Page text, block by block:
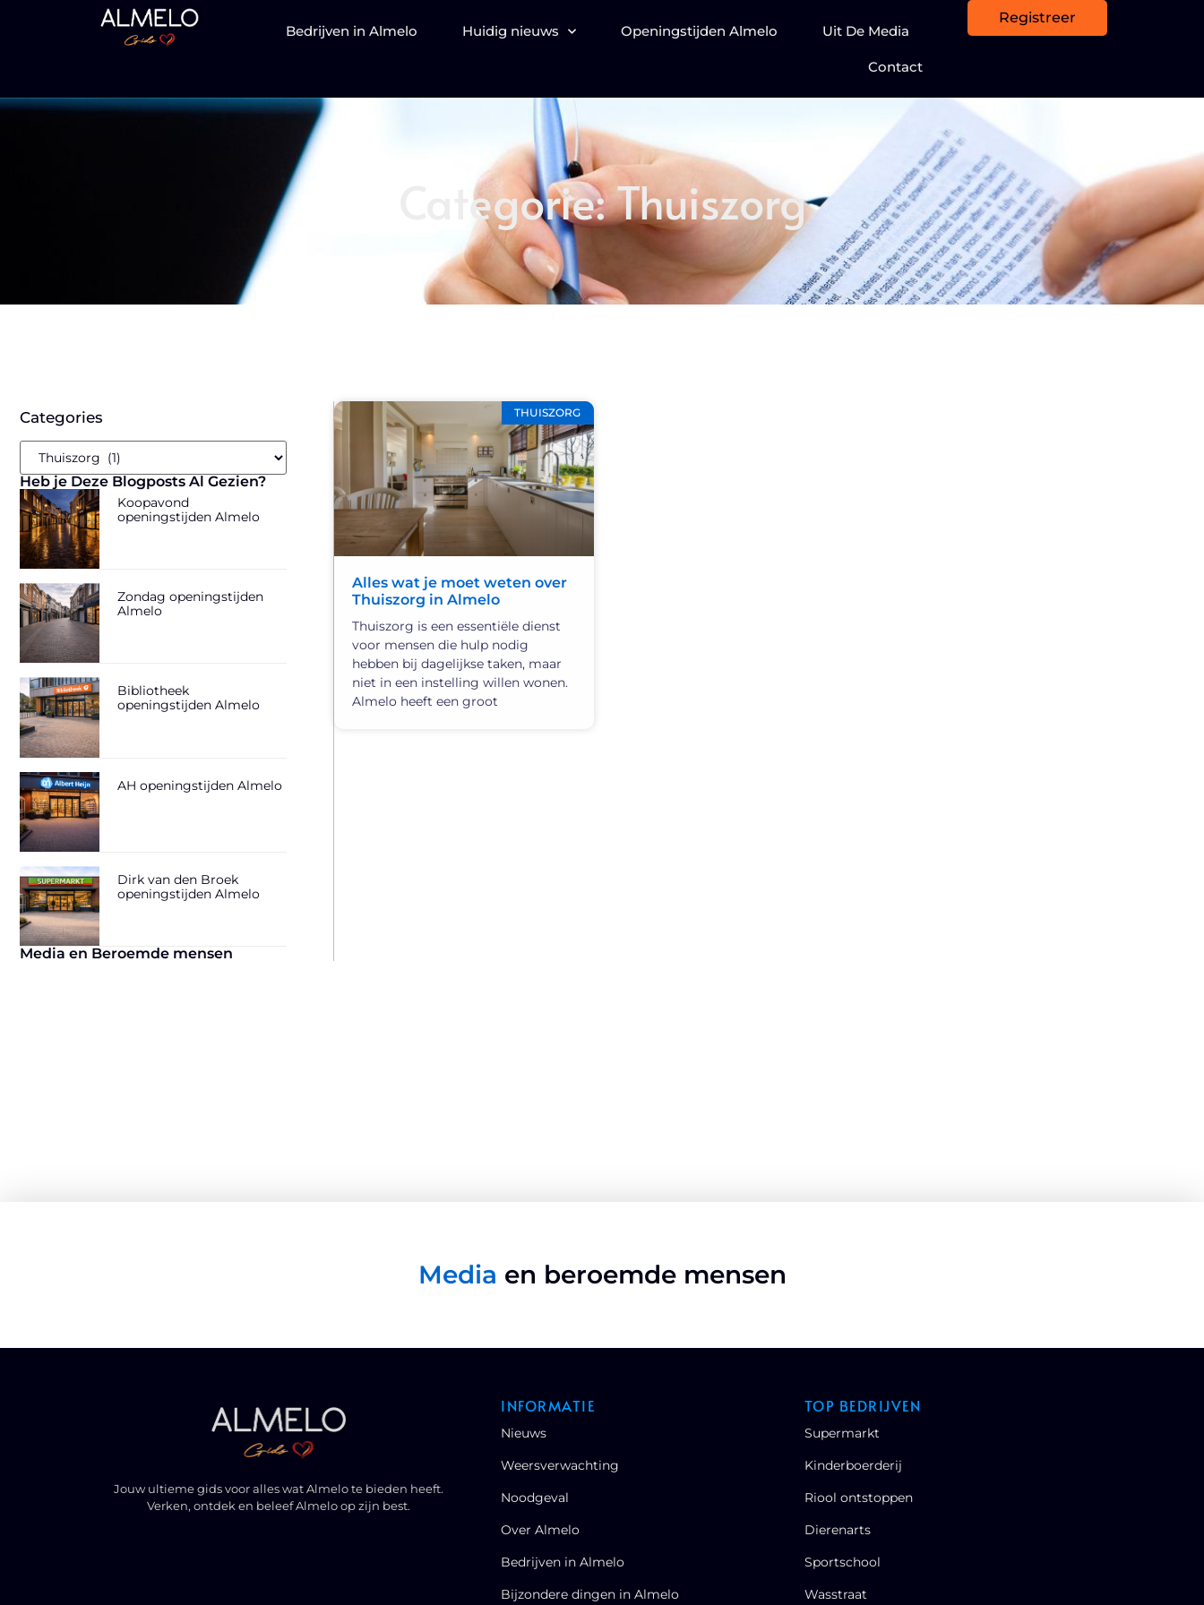
Bedrijven in Almelo Huidig nieuws Openingstijden Almelo Uit De Media
Contact
Registreer
Categorie: Thuiszorg
Categories
Heb je Deze Blogposts Al Gezien?
Koopavond
openingstijden Almelo
Zondag openingstijden
Almelo
Bibliotheek
openingstijden Almelo
AH openingstijden Almelo
Dirk van den Broek
openingstijden Almelo
Media en Beroemde mensen
THUISZORG
Alles wat je moet weten over
Thuiszorg in Almelo
Thuiszorg is een essentiële dienst
voor mensen die hulp nodig
hebben bij dagelijkse taken, maar
niet in een instelling willen wonen.
Almelo heeft een groot
Media en beroemde mensen
Jouw ultieme gids voor alles wat Almelo te bieden heeft.
Verken, ontdek en beleef Almelo op zijn best.
INFORMATIE
Nieuws
Weersverwachting
Noodgeval
Over Almelo
Bedrijven in Almelo
Bijzondere dingen in Almelo
TOP BEDRIJVEN
Supermarkt
Kinderboerderij
Riool ontstoppen
Dierenarts
Sportschool
Wasstraat